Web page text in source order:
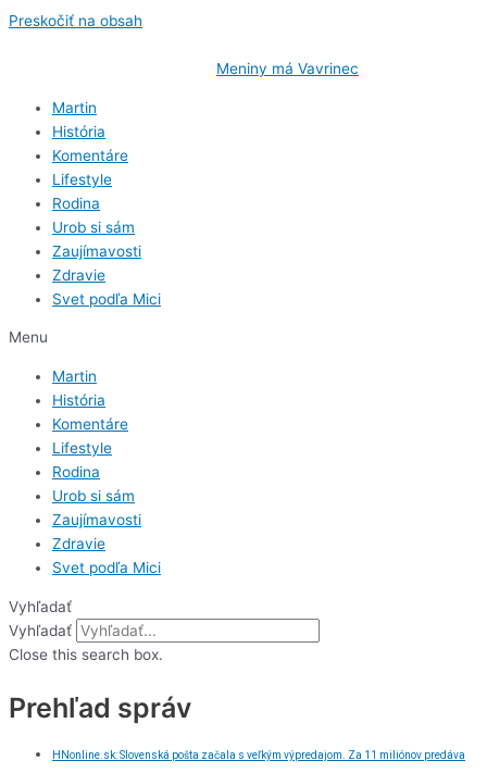
Preskočiť na obsah
Meniny má Vavrinec
Martin
História
Komentáre
Lifestyle
Rodina
Urob si sám
Zaujímavosti
Zdravie
Svet podľa Mici
Menu
Martin
História
Komentáre
Lifestyle
Rodina
Urob si sám
Zaujímavosti
Zdravie
Svet podľa Mici
Vyhľadať
Vyhľadať
Close this search box.
Prehľad správ
HNonline.sk: Slovenská pošta začala s veľkým výpredajom. Za 11 miliónov predáva